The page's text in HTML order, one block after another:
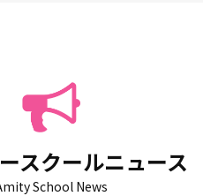
スクールニュース
School News